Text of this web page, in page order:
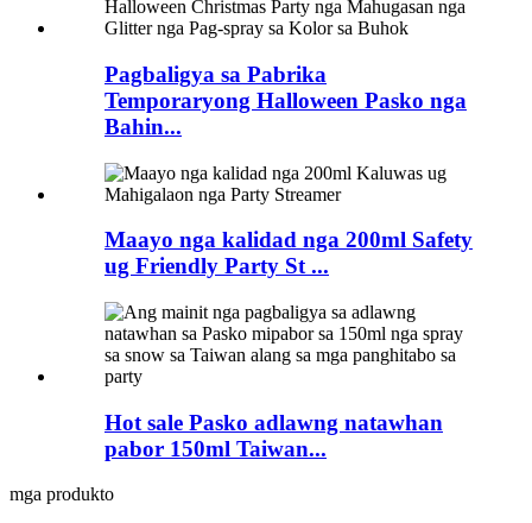
Pagbaligya sa Pabrika
Temporaryong Halloween Pasko nga
Bahin...
Maayo nga kalidad nga 200ml Safety
ug Friendly Party St ...
Hot sale Pasko adlawng natawhan
pabor 150ml Taiwan...
mga produkto